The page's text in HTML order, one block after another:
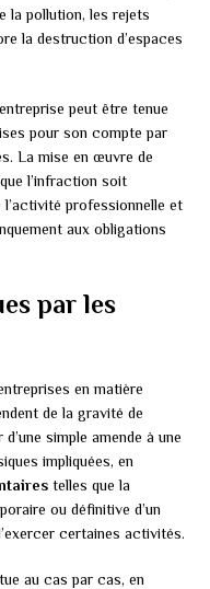
la pollution, les rejets
la destruction d’espaces
peut être tenue
pour son compte par
La mise en œuvre de
l’infraction soit
l’activité professionnelle et
aux obligations
par les
en matière
de la gravité de
simple amende à une
impliquées, en
telles que la
ou définitive d’un
certaines activités.
au cas par cas, en